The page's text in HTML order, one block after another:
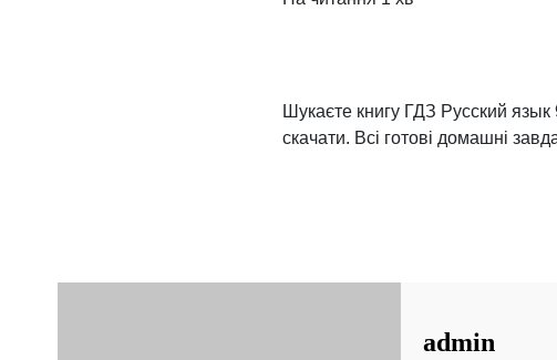
Шукаєте книгу ГДЗ Русский язык
скачати. Всі готові домашні
admin